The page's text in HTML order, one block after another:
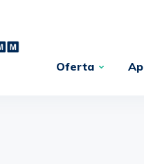
Oferta